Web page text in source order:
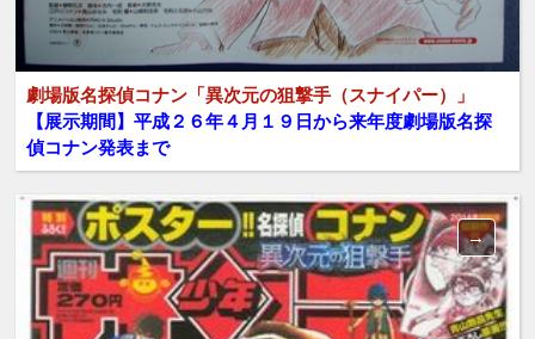
劇場版名探偵コナン「異次元の狙撃手（スナイパー）」
【展示期間】平成２６年４月１９日から来年度劇場版名探
偵コナン発表まで